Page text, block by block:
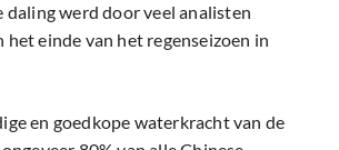
daling werd door veel analisten
het einde van het regenseizoen in
en goedkope waterkracht van de